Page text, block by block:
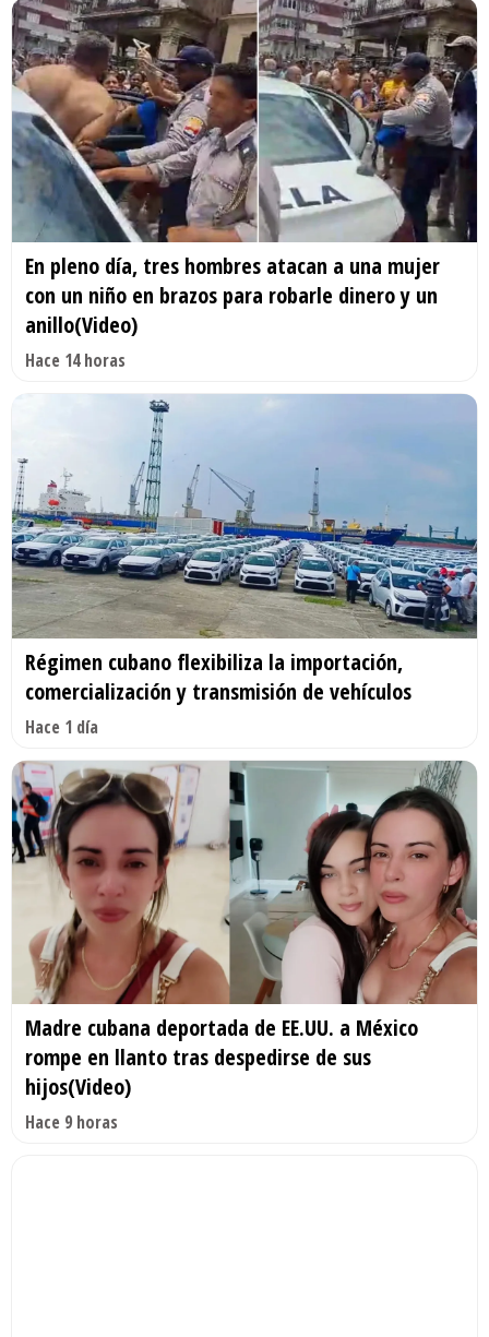
En pleno día, tres hombres atacan a una mujer
con un niño en brazos para robarle dinero y un
anillo(Video)
Hace 14 horas
Régimen cubano flexibiliza la importación,
comercialización y transmisión de vehículos
Hace 1 día
Madre cubana deportada de EE.UU. a México
rompe en llanto tras despedirse de sus
hijos(Video)
Hace 9 horas